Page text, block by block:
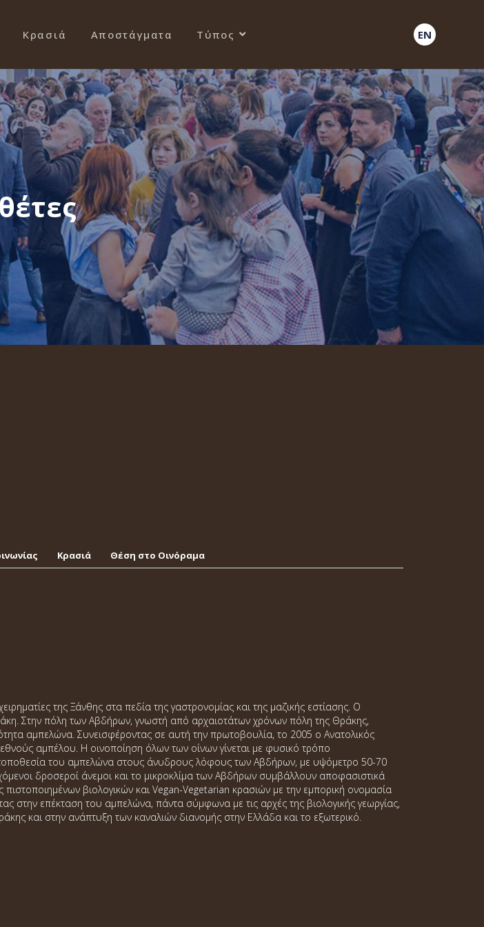
Κρασιά Αποστάγματα Τύπος EN
Κρασιά Θέση στο Οινόραμα
της Ξάνθης στα πεδία της γαστρονομίας και της μαζικής εστίασης. Ο
Στην πόλη των Αβδήρων, γνωστή από αρχαιοτάτων χρόνων πόλη της Θράκης,
αμπελώνα. Συνεισφέροντας σε αυτή την πρωτοβουλία, το 2005 ο Ανατολικός
αμπέλου. Η οινοποίηση όλων των οίνων γίνεται με φυσικό τρόπο
τοποθεσία του αμπελώνα στους άνυδρους λόφους των Αβδήρων, με υψόμετρο 50-70
δροσεροί άνεμοι και το μικροκλίμα των Αβδήρων συμβάλλουν αποφασιστικά
βιολογικών και Vegan-Vegetarian κρασιών με την εμπορική ονομασία
στην επέκταση του αμπελώνα, πάντα σύμφωνα με τις αρχές της βιολογικής γεωργίας,
και στην ανάπτυξη των καναλιών διανομής στην Ελλάδα και το εξωτερικό.